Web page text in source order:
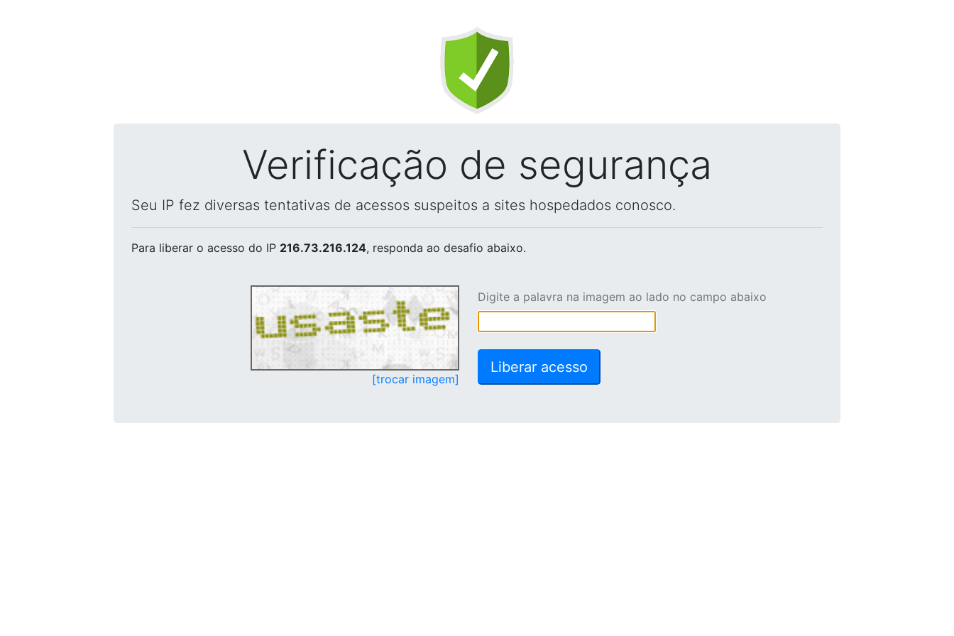
Verificação de segurança
Seu IP fez diversas tentativas de acessos suspeitos a sites hospedados conosco.
Para liberar o acesso do IP 216.73.216.124, responda ao desafio abaixo.
[trocar imagem]
Digite a palavra na imagem ao lado no campo abaixo